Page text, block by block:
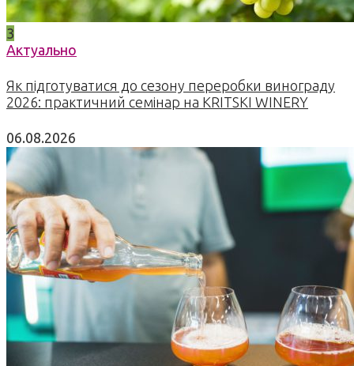
3
Актуально
Як підготуватися до сезону переробки винограду
2026: практичний семінар на KRITSKI WINERY
06.08.2026